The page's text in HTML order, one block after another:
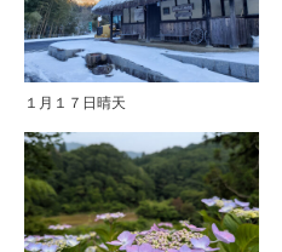
１月１７日晴天